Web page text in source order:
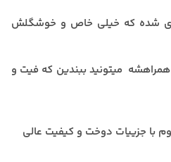
شده که خیلی خاص و خوشگلش
میتونید ببندین که فیت و
با جزییات دوخت و کیفیت عالی